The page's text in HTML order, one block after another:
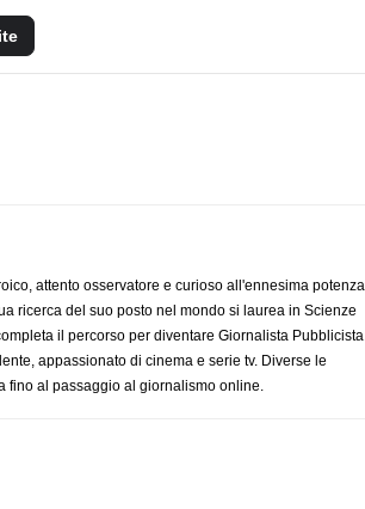
attento osservatore e curioso all'ennesima potenza.
ricerca del suo posto nel mondo si laurea in Scienze
il percorso per diventare Giornalista Pubblicista.
appassionato di cinema e serie tv. Diverse le
fino al passaggio al giornalismo online.